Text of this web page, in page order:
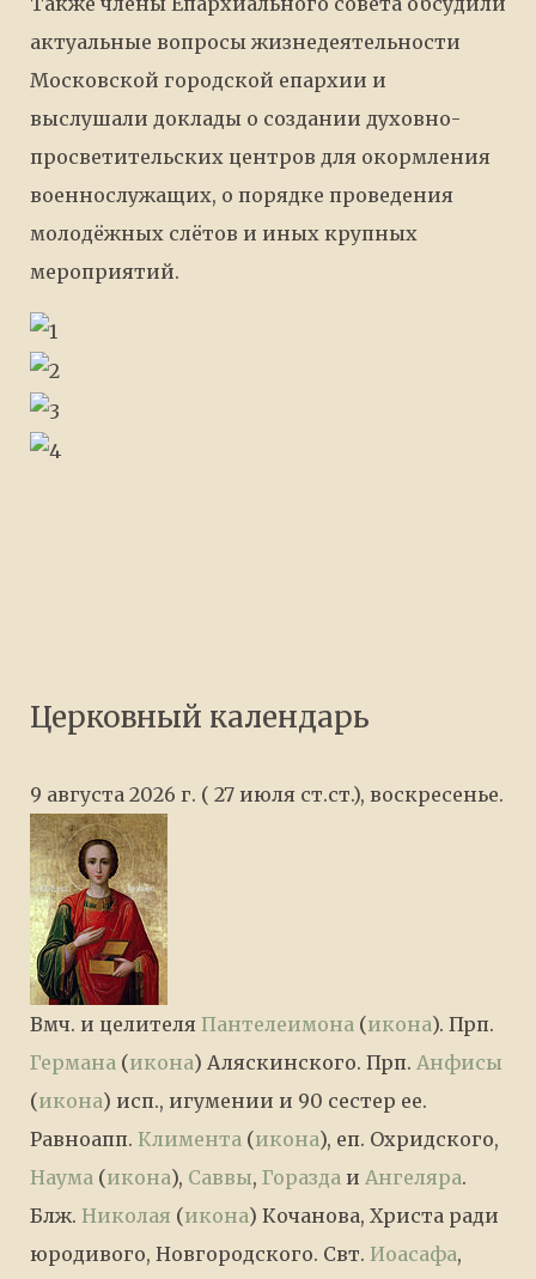
актуальные вопросы жизнедеятельности
Московской городской епархии и
выслушали доклады о создании духовно-
просветительских центров для окормления
военнослужащих, о порядке проведения
молодёжных слётов и иных крупных
мероприятий.
Церковный календарь
9 августа 2026 г. ( 27 июля ст.ст.), воскресенье.
Вмч. и целителя Пантелеимона (икона). Прп.
Германа (икона) Аляскинского. Прп. Анфисы
(икона) исп., игумении и 90 сестер ее.
Равноапп. Климента (икона), еп. Охридского,
Наума (икона), Саввы, Горазда и Ангеляра.
Блж. Николая (икона) Кочанова, Христа ради
юродивого, Новгородского. Свт. Иоасафа,